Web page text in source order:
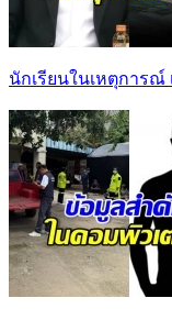
นักเรียนในเหตุการณ์